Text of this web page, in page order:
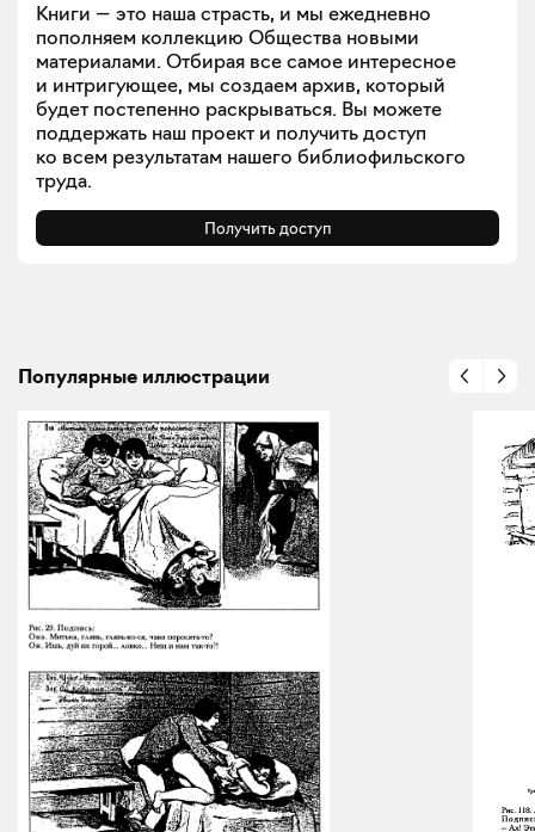
Книги — это наша страсть, и мы ежедневно
пополняем коллекцию Общества новыми
материалами. Отбирая все самое интересное
и интригующее, мы создаем архив, который
будет постепенно раскрываться. Вы можете
поддержать наш проект и получить доступ
ко всем результатам нашего библиофильского
труда.
Получить доступ
Популярные иллюстрации